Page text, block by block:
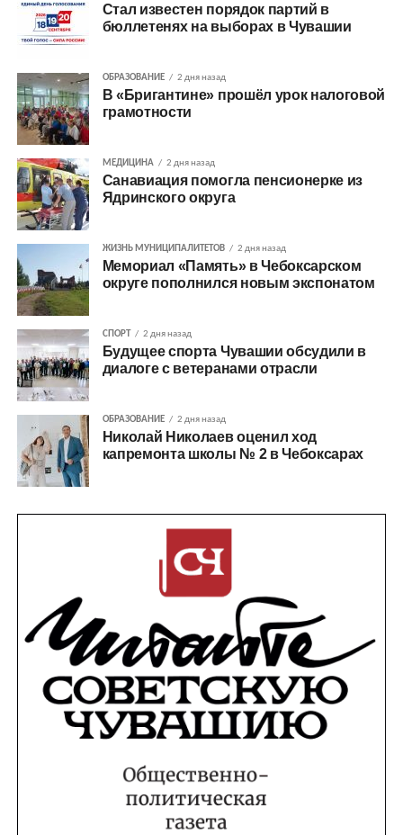
Стал известен порядок партий в
бюллетенях на выборах в Чувашии
ОБРАЗОВАНИЕ 2 дня назад
В «Бригантине» прошёл урок налоговой
грамотности
МЕДИЦИНА 2 дня назад
Санавиация помогла пенсионерке из
Ядринского округа
ЖИЗНЬ МУНИЦИПАЛИТЕТОВ 2 дня назад
Мемориал «Память» в Чебоксарском
округе пополнился новым экспонатом
СПОРТ 2 дня назад
Будущее спорта Чувашии обсудили в
диалоге с ветеранами отрасли
ОБРАЗОВАНИЕ 2 дня назад
Николай Николаев оценил ход
капремонта школы № 2 в Чебоксарах